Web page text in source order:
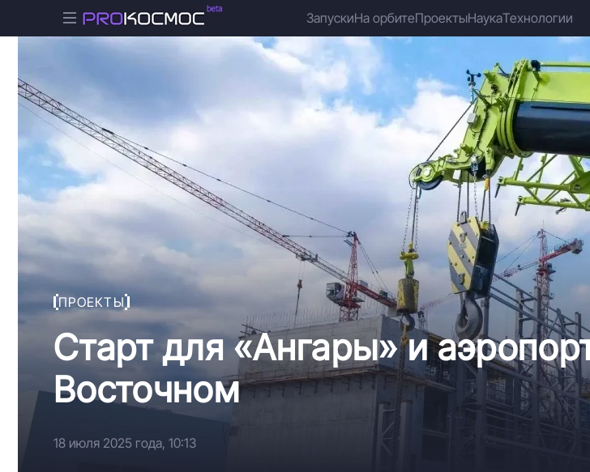
ЗапускиНа орбитеПроектыНаукаТехнологии
ПРОЕКТЫ
Старт для «Ангары» и
Восточном
18 июля 2025 года, 10:13